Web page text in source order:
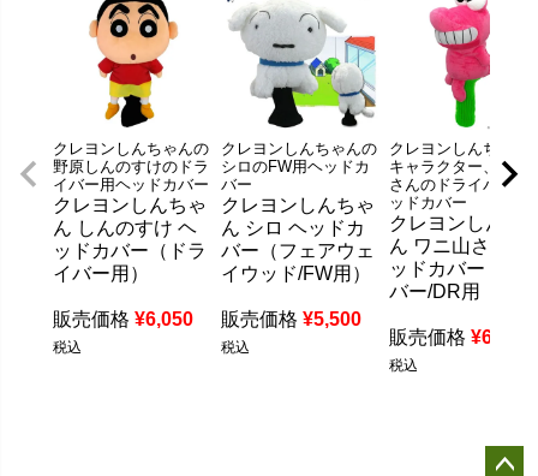
クレヨンしんちゃんの
野原しんのすけのドラ
イバー用ヘッドカバー
クレヨンしんちゃ
ん しんのすけ ヘ
ッドカバー（ドラ
イバー用）
販売価格 ¥6,050
税込
クレヨンしんちゃんの
シロのFW用ヘッドカ
バー
クレヨンしんちゃ
ん シロ ヘッドカ
バー（フェアウェ
イウッド/FW用）
販売価格 ¥5,500
税込
クレヨンしんちゃん
キャラクター、ワニ
さんのドライバー用
ッドカバー
クレヨンしんち
ん ワニ山さん ヘ
ッドカバー ドラ
バー/DR用
販売価格 ¥6,050
税込